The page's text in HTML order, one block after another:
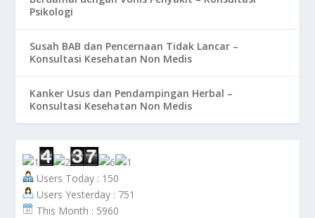
Psikologi
Susah BAB dan Pencernaan Tidak Lancar –
Konsultasi Kesehatan Non Medis
Kanker Usus dan Pendampingan Herbal –
Konsultasi Kesehatan Non Medis
Users Today : 150
Users Yesterday : 751
This Month : 5960